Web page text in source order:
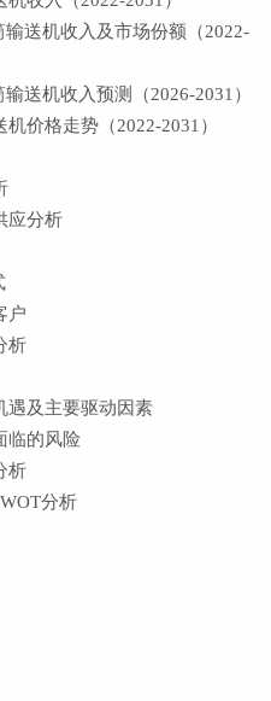
送机收入及市场份额（2022-
机收入预测（2026-2031）
价格走势（2022-2031）
应分析
户
析
及主要驱动因素
临的风险
析
分析